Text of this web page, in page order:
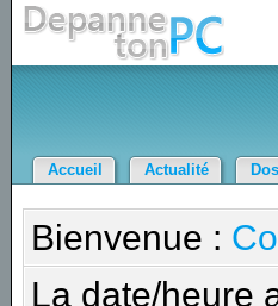
Accueil Actualité
Bienvenue :
La date/heure